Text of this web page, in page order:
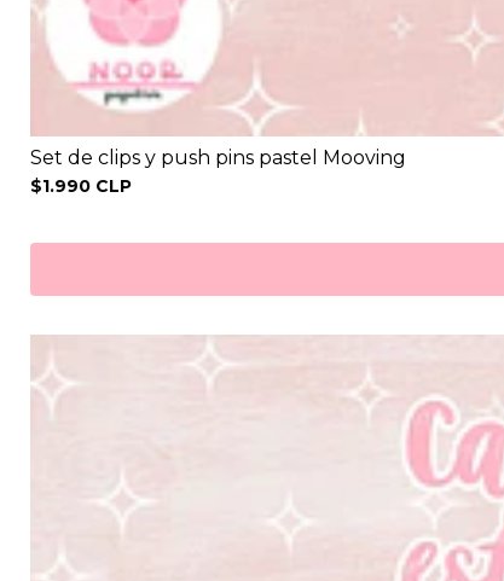
Set de clips y push pins pastel Mooving
$1.990 CLP